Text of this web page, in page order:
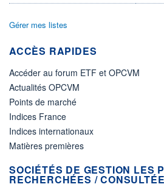
Gérer mes listes
ACCÈS RAPIDES
Accéder au forum ETF et OPCVM
Actualités OPCVM
Points de marché
Indices France
Indices internationaux
Matières premières
SOCIÉTÉS DE GESTION LES
RECHERCHÉES /